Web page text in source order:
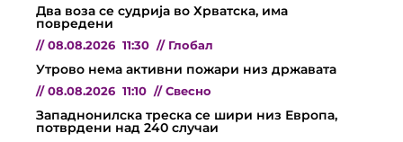
Два воза се судрија во Хрватска, има
повредени
// 08.08.2026 11:30 // Глобал
Утрово нема активни пожари низ државата
// 08.08.2026 11:10 // Свесно
Западнонилска треска се шири низ Европа,
потврдени над 240 случаи